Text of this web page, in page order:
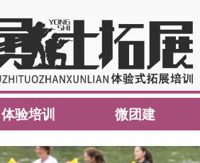
体验培训
体验培训
微团建
微团建